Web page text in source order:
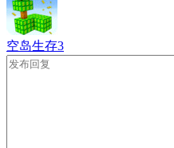
空岛生存3